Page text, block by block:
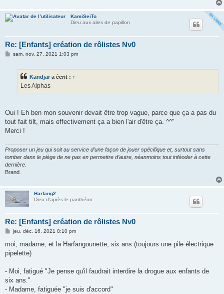
KamiSeiTo
Dieu aux ailes de papillon
Re: [Enfants] création de rôlistes Nv0
Msam. nov. 27, 2021 1:03 pm
Kandjar a écrit : ↑
Les Alphas
Oui ! Eh ben mon souvenir devait être trop vague, parce que ça a pas du
tout fait tilt, mais effectivement ça a bien l'air d'être ça. ^^"
Merci !
Proposer un jeu qui soit au service d’une façon de jouer spécifique et, surtout sans
tomber dans le piège de ne pas en permettre d’autre, néanmoins tout inféoder à cette
dernière.
Brand.
Harfang2
Dieu d'après le panthéon
Re: [Enfants] création de rôlistes Nv0
M
s
a
jeu. déc. 16, 2021 8:10 pm
moi, madame, et la Harfangounette, six ans (toujours une pile électrique
pipelette)
- Moi, fatigué "Je pense qu'il faudrait interdire la drogue aux enfants de
six ans."
- Madame, fatiguée "je suis d'accord"